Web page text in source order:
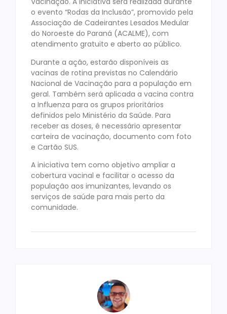
o evento “Rodas da Inclusão”, promovido pela
Associação de Cadeirantes Lesados Medular
do Noroeste do Paraná (ACALME), com
atendimento gratuito e aberto ao público.
Durante a ação, estarão disponíveis as
vacinas de rotina previstas no Calendário
Nacional de Vacinação para a população em
geral. Também será aplicada a vacina contra
a Influenza para os grupos prioritários
definidos pelo Ministério da Saúde. Para
receber as doses, é necessário apresentar
carteira de vacinação, documento com foto
e Cartão SUS.
A iniciativa tem como objetivo ampliar a
cobertura vacinal e facilitar o acesso da
população aos imunizantes, levando os
serviços de saúde para mais perto da
comunidade.